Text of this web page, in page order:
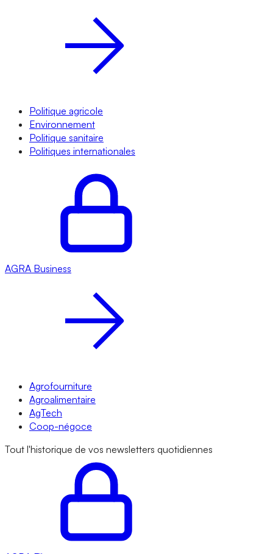
Politique agricole
Environnement
Politique sanitaire
Politiques internationales
AGRA Business
Agrofourniture
Agroalimentaire
AgTech
Coop-négoce
Tout l'historique de vos newsletters quotidiennes